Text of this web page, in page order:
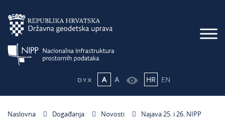
A A HR EN
Naslovna Događanja Novosti
Najava 25. i 26. NIPP